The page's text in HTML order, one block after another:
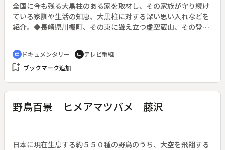
全国に今も残る大黒柱のある家を取材し、その家族が守り続け
ている家訓や生活の知恵、大黒柱に対する深い思い入れなどを
紹介。◆長崎県川棚町、その東に聳え立つ虚空蔵山、その登山
口に、人口１００人ほどの岩屋という里がある。ここに暮らす
住人の命を救ったと言われる檜の大黒柱がある家を訪ねる。
cinematic_blur ドキュメンタリー tv テレビ番組
bookmark_add ブックマーク追加
野鳥百景 ヒメアマツバメ 藤沢
日本に現在生息する約５５０種の野鳥のうち、大空を飛翔する